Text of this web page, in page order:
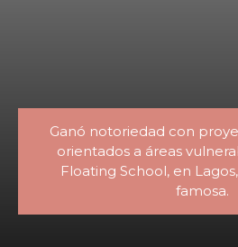
Ganó notoriedad con
orientados a áreas
Floating School, en
famosa.